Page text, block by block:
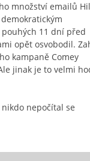
množství emailů
11 dní před
opět osvobodil.
kampaně Comey
jinak je to velmi
nepočítal se